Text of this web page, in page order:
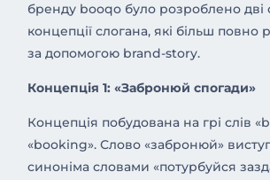
бренду booqo було розроблено дві
концепції слогана, які більш повно
за допомогою brand-story.
Концепція 1: «Забронюй спогади»
Концепція побудована на грі слів
«booking». Слово «забронюй»
синоніма словами «потурбуйся